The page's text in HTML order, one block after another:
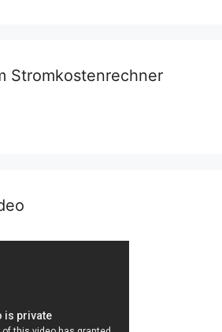
Stromkostenrechner